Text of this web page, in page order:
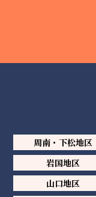
周南・下松地区
岩国地区
山口地区